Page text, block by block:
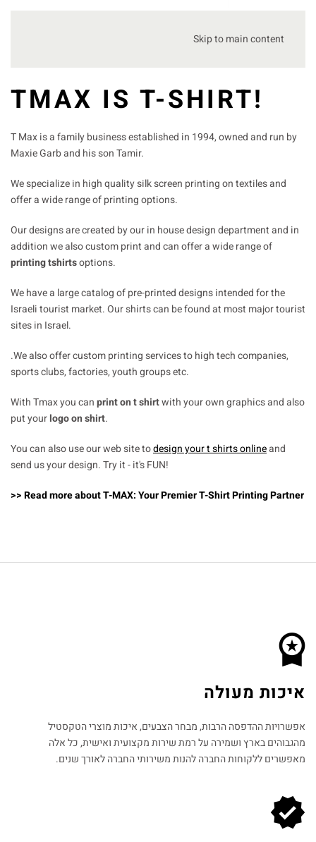
Skip to main content
TMAX IS T-SHIRT!
T Max is a family business established in 1994, owned and run by
Maxie Garb and his son Tamir.
We specialize in high quality silk screen printing on textiles and
offer a wide range of printing options.
Our designs are created by our in house design department and in
addition we also custom print and can offer a wide range of
printing tshirtsoptions.
We have a large catalog of pre-printed designs intended for the
Israeli tourist market. Our shirts can be found at most major tourist
sites in Israel.
.We also offer custom printing services to high tech companies,
sports clubs, factories, youth groups etc.
With Tmax you canprint on t shirtwith your own graphics and also
put yourlogo on shirt.
You can also use our web site todesign your t shirts onlineand
send us your design. Try it - it's FUN!
>> Read more about T-MAX: Your Premier T-Shirt Printing Partner
איכות מעולה
אפשרויות ההדפסה הרבות, מבחר הצבעים, איכות מוצרי הטקסטיל
מהגבוהים בארץ ושמירה על רמת שירות מקצועית ואישית, כל אלה
מאפשרים ללקוחות החברה להנות משירותי החברה לאורך שנים.